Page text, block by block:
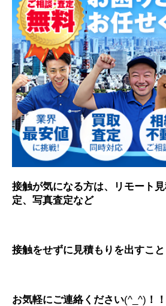
接触が気になる方は、リモート
定、写真査定など
接触をせずに見積もりを出すこと
お気軽にご連絡ください(^_^) ！！